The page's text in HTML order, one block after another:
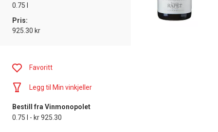
0.75 l
Pris:
925.30 kr
Favoritt
Legg til Min vinkjeller
Bestill fra Vinmonopolet
0.75 l - kr 925.30